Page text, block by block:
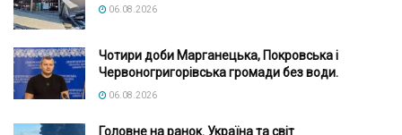
06.08.2026
Чотири доби Марганецька, Покровська і
Червоногригорівська громади без води.
06.08.2026
Головне на ранок. Україна та світ